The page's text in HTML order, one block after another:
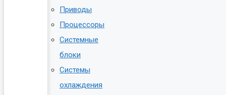
Приводы
Процессоры
Системные
блоки
Системы
охлаждения